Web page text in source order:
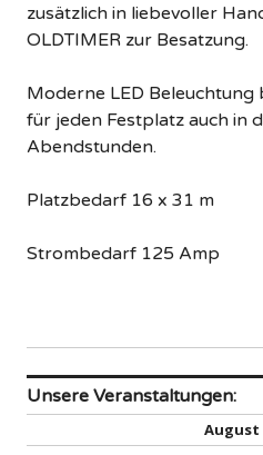
zusätzlich in liebevoller
OLDTIMER zur Besatzung.
Moderne LED
für jeden Festplatz auch in
Abendstunden.
Platzbedarf 16 x 31 m
Strombedarf 125 Amp
Unsere Veranstaltungen:
August